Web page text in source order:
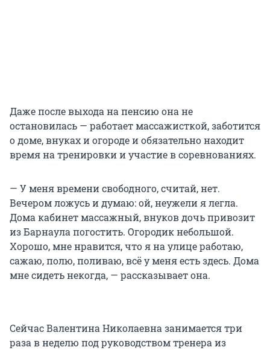
Даже после выхода на пенсию она не
остановилась — работает массажисткой, заботится
о доме, внуках и огороде и обязательно находит
время на тренировки и участие в соревнованиях.
— У меня времени свободного, считай, нет.
Вечером ложусь и думаю: ой, неужели я легла.
Дома кабинет массажный, внуков дочь привозит
из Барнаула погостить. Огородик небольшой.
Хорошо, мне нравится, что я на улице работаю,
сажаю, полю, поливаю, всё у меня есть здесь. Дома
мне сидеть некогда, — рассказывает она.
Сейчас Валентина Николаевна занимается три
раза в неделю под руководством тренера из